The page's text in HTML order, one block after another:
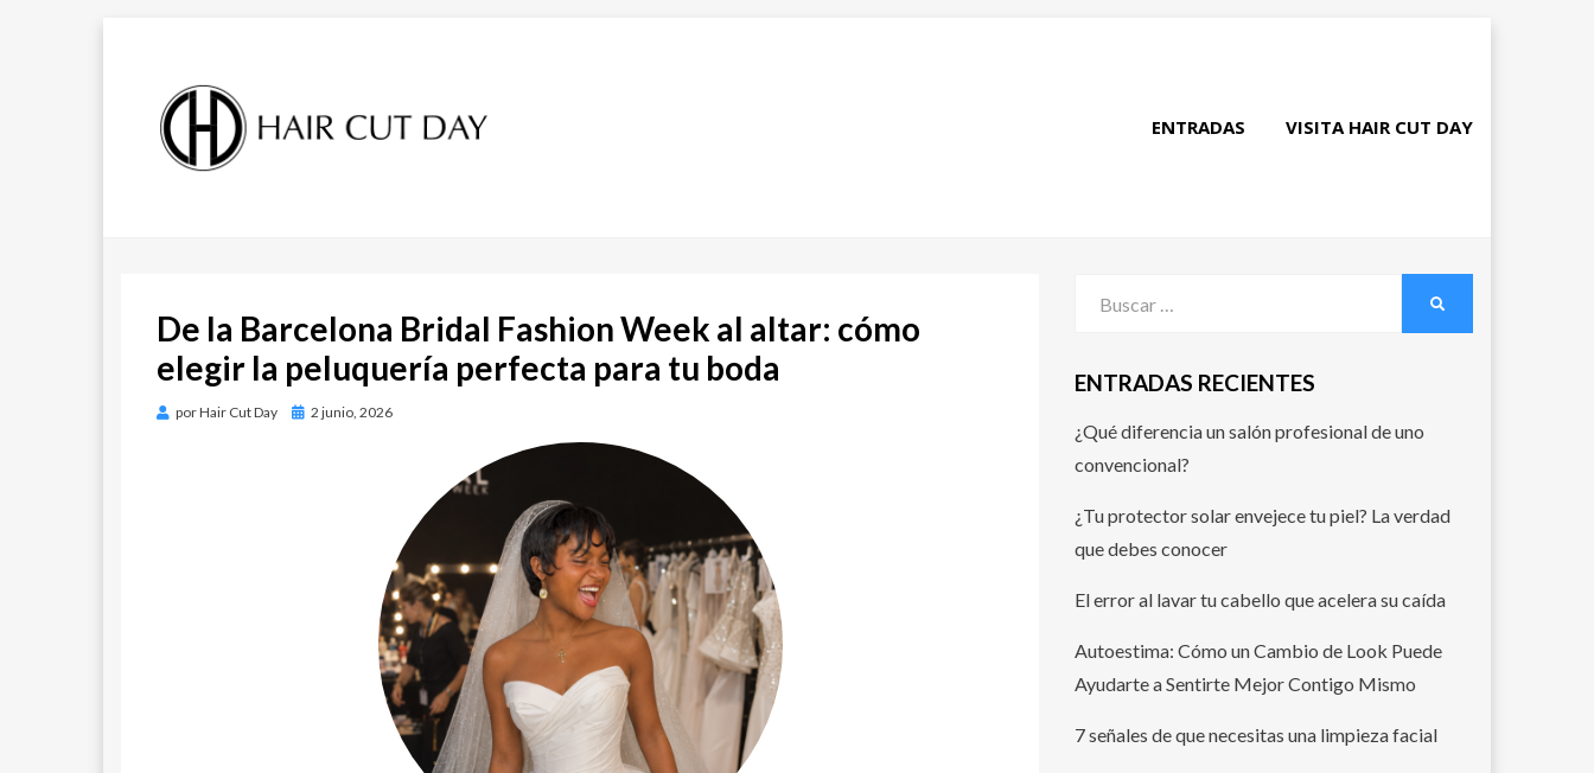
HAIR CUT DAY
ENTRADAS VISITA HAIR CUT DAY
De la Barcelona Bridal Fashion Week al altar: cómo
elegir la peluquería perfecta para tu boda
porHair Cut Day
Publicado
2 junio, 2026
ENTRADAS RECIENTES
¿Qué diferencia un salón profesional de uno
convencional?
¿Tu protector solar envejece tu piel? La verdad
que debes conocer
El error al lavar tu cabello que acelera su caída
Autoestima: Cómo un Cambio de Look Puede
Ayudarte a Sentirte Mejor Contigo Mismo
7 señales de que necesitas una limpieza facial